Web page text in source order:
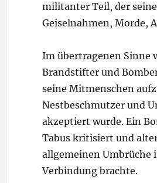
militanter Teil, der
Geiselnahmen, Morde,
Im übertragenen Sinne
Brandstifter und
seine Mitmenschen
Nestbeschmutzer und
akzeptiert wurde. Ein
Tabus kritisiert und
allgemeinen Umbrüche
Verbindung brachte.